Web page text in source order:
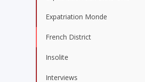
Expatriation Monde
French District
Insolite
Interviews